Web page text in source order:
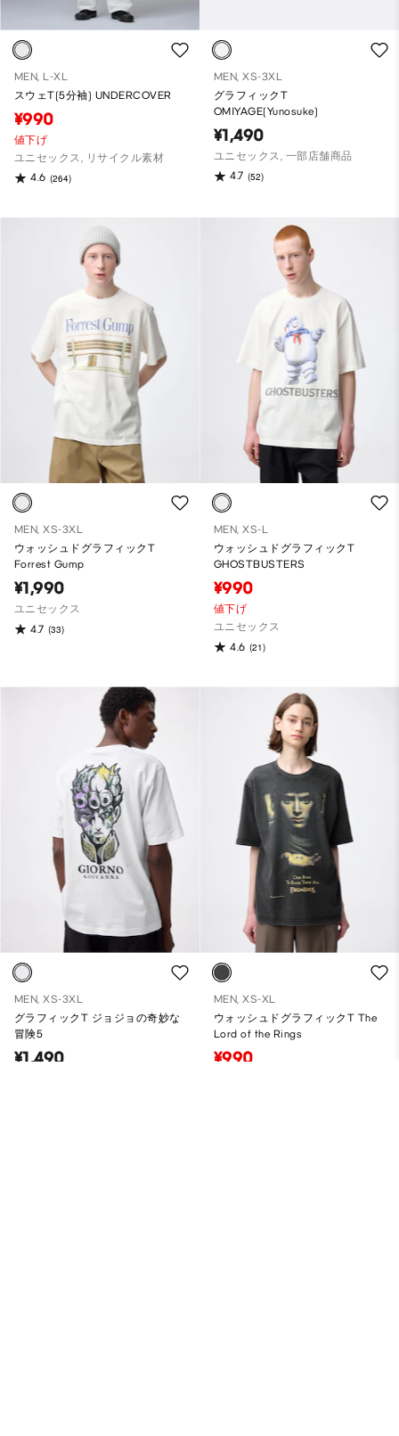
MEN, L-XL
スウェT(5分袖) UNDERCOVER
¥990
値下げ
ユニセックス, リサイクル素材
4.6 (264)
MEN, XS-3XL
グラフィックT
OMIYAGE(Yunosuke)
¥1,490
ユニセックス, 一部店舗商品
4.7 (52)
MEN, XS-3XL
ウォッシュドグラフィックT
Forrest Gump
¥1,990
ユニセックス
4.7 (33)
MEN, XS-L
ウォッシュドグラフィックT
GHOSTBUSTERS
¥990
値下げ
ユニセックス
4.6 (21)
MEN, XS-3XL
グラフィックT ジョジョの奇妙な
冒険5
¥1,490
MEN, XS-XL
ウォッシュドグラフィックT The
Lord of the Rings
¥990